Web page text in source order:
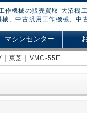
作機械の販売買取 大沼機
械、中古汎用工作機械、
マシンセンター
｜東芝｜VMC-55E